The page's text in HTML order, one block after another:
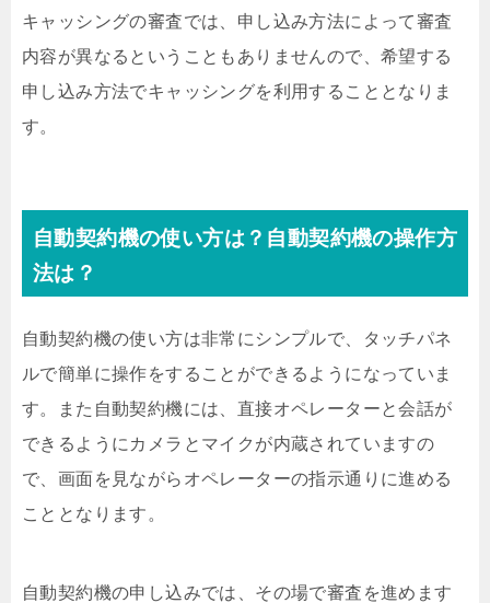
キャッシングの審査では、申し込み方法によって審査
内容が異なるということもありませんので、希望する
申し込み方法でキャッシングを利用することとなりま
す。
自動契約機の使い方は？自動契約機の操作方
法は？
自動契約機の使い方は非常にシンプルで、タッチパネ
ルで簡単に操作をすることができるようになっていま
す。また自動契約機には、直接オペレーターと会話が
できるようにカメラとマイクが内蔵されていますの
で、画面を見ながらオペレーターの指示通りに進める
こととなります。
自動契約機の申し込みでは、その場で審査を進めます